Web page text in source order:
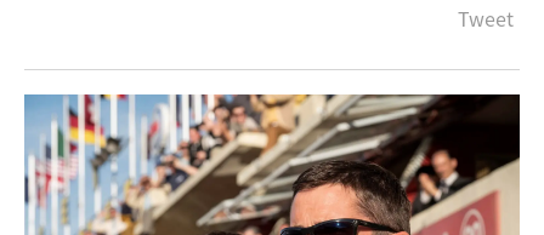
Tweet